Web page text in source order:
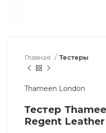
Главная Тестеры
Thameen London
Тестер
Regent Leather